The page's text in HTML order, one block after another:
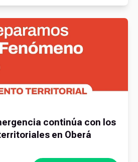
continúa con los
en Oberá